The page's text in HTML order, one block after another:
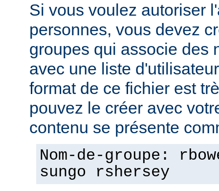
Si vous voulez autoriser
personnes, vous devez
groupes qui associe des
avec une liste
format de ce fichier est
pouvez le créer avec
contenu se présente
Nom-de-groupe:
sungo rshersey